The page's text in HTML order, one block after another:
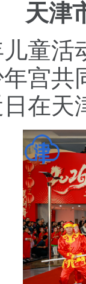
天津
童活
宫共
在天